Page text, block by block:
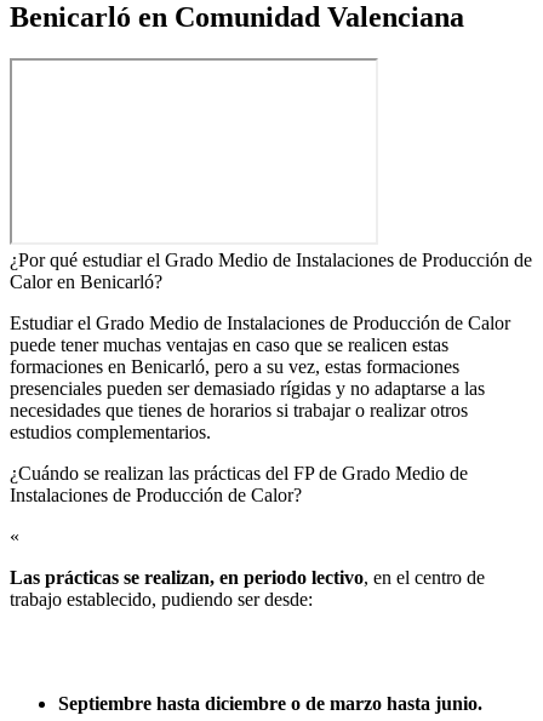
Benicarló en Comunidad Valenciana
¿Por qué estudiar el Grado Medio de Instalaciones de Producción de
Calor en Benicarló?
Estudiar el Grado Medio de Instalaciones de Producción de Calor
puede tener muchas ventajas en caso que se realicen estas
formaciones en Benicarló, pero a su vez, estas formaciones
presenciales pueden ser demasiado rígidas y no adaptarse a las
necesidades que tienes de horarios si trabajar o realizar otros
estudios complementarios.
¿Cuándo se realizan las prácticas del FP de Grado Medio de
Instalaciones de Producción de Calor?​
«
Las prácticas se realizan, en periodo lectivo, en el centro de
trabajo establecido, pudiendo ser desde:
Septiembre hasta diciembre o de marzo hasta junio.